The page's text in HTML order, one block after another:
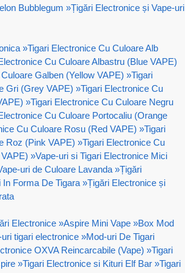
Bubblegum »Țigări Electronice și Vape-uri
»Tigari Electronice Cu Culoare Alb
Cu Culoare Albastru (Blue VAPE)
Galben (Yellow VAPE) »Tigari
Gri (Grey VAPE) »Tigari Electronice Cu
»Tigari Electronice Cu Culoare Negru
Cu Culoare Portocaliu (Orange
Cu Culoare Rosu (Red VAPE) »Tigari
Roz (Pink VAPE) »Tigari Electronice Cu
»Vape-uri si Tigari Electronice Mici
uri de Culoare Lavanda »Țigări
Forma De Tigara »Țigări Electronice și
Electronice »Aspire Mini Vape »Box Mod
uri tigari electronice »Mod-uri De Tigari
OXVA Reincarcabile (Vape) »Tigari
»Tigari Electronice si Kituri Elf Bar »Tigari